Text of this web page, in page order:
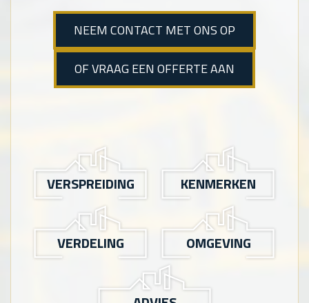
NEEM CONTACT MET ONS OP
OF VRAAG EEN OFFERTE AAN
VERSPREIDING KENMERKEN
VERDELING OMGEVING